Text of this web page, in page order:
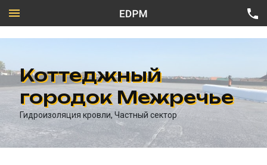
Частный сектор
Промышленное строительство
Гражданское строительство
Все направления
Техническая карта Firestone
Коттеджный
городок Межречье
Гидроизоляция кровли, Частный сектор